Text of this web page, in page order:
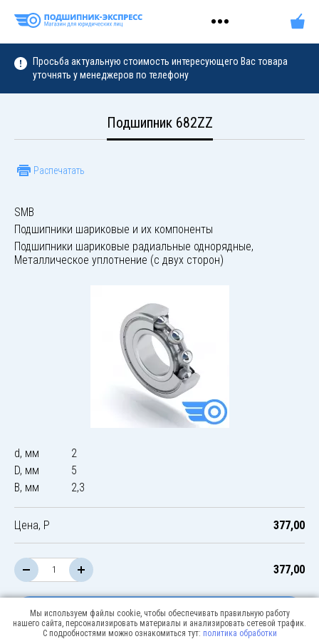
Просьба актуальную стоимость интересующего Вас товара
уточнять у менеджеров по телефону
Подшипник 682ZZ
Распечатать
SMB
Подшипники шариковые и их компоненты
Подшипники шариковые радиальные однорядные,
Металлическое уплотнение (с двух сторон)
d, мм
2
D, мм
5
B, мм
2,3
Цена, Р 377,00
377,00
В корзину
Мы используем файлы cookie, чтобы обеспечивать правильную работу
нашего сайта, персонализировать материалы и анализировать сетевой трафик.
С подробностями можно ознакомиться тут: политика обработки